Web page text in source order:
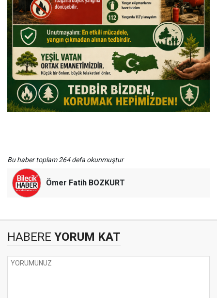
Bu haber toplam 264 defa okunmuştur
Ömer Fatih BOZKURT
HABERE YORUM KAT